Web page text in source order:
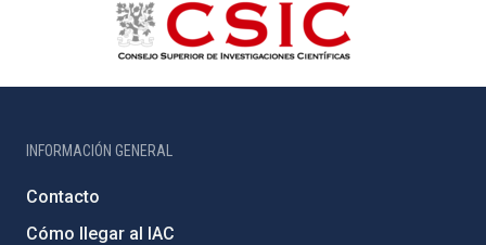
INFORMACIÓN GENERAL
Contacto
Cómo llegar al IAC